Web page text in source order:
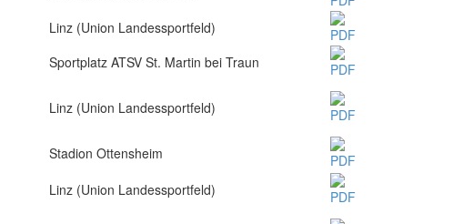
Linz (Union Landessportfeld)
Sportplatz ATSV St. Martin bei Traun
Linz (Union Landessportfeld)
Stadion Ottensheim
Linz (Union Landessportfeld)